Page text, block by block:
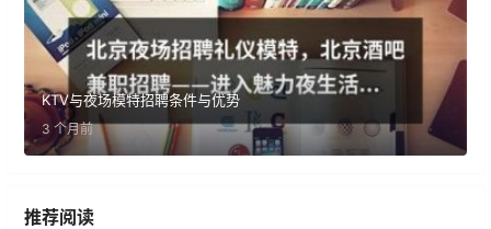
KTV与夜场模特招聘条件与优势
3 个月前
推荐阅读